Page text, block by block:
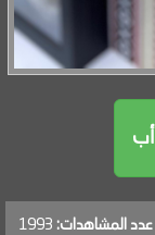
عدد المشاهدات: 1993